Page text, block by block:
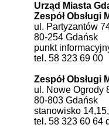
Urząd Miasta
Zespół Obsługi
ul. Partyzantów
80-254 Gdańsk
punkt
tel. 58 323 69 00
Zespół Obsługi
ul. Nowe Ogrody
80-803 Gdańsk
stanowisko
tel. 58 323 60 64